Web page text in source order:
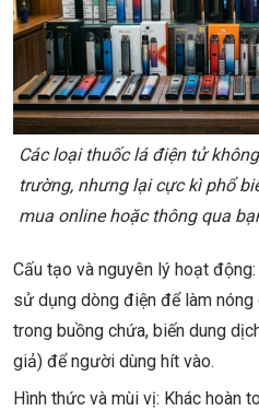
Các loại thuốc lá điện tử
trường, nhưng lại cực kì phổ
mua online hoặc thông qua
Cấu tạo và nguyên lý hoạt
sử dụng dòng điện để làm
trong buồng chứa, biến dung
giả) để người dùng hít vào.
Hình thức và mùi vị: Khác hoàn